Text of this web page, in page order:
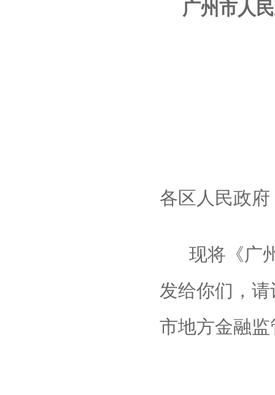
广州市人
各区人民政
现将《广州
发给你们，
市地方金融